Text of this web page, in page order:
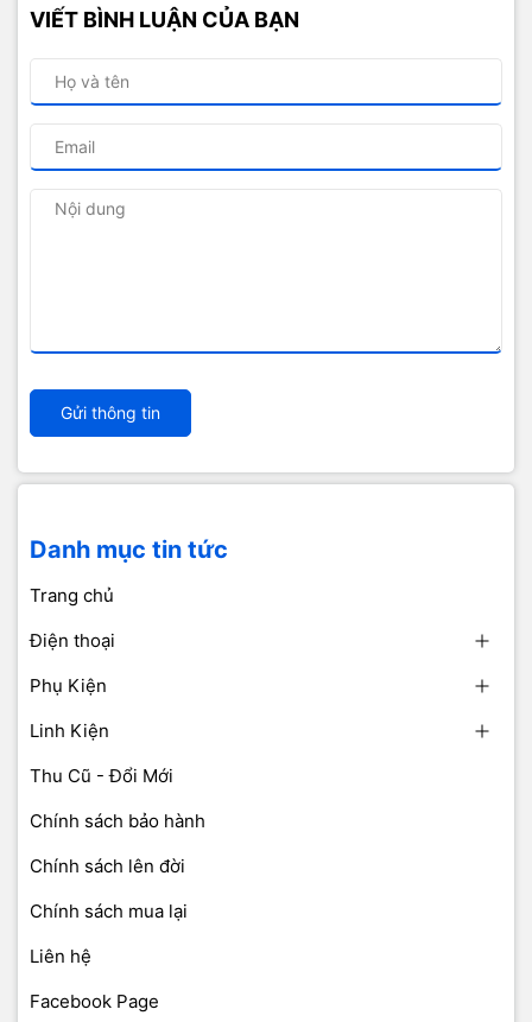
VIẾT BÌNH LUẬN CỦA BẠN
Gửi thông tin
Danh mục tin tức
Trang chủ
Điện thoại
Phụ Kiện
Linh Kiện
Thu Cũ - Đổi Mới
Chính sách bảo hành
Chính sách lên đời
Chính sách mua lại
Liên hệ
Facebook Page